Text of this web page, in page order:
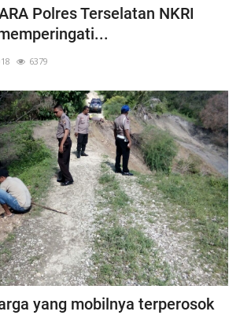
Polres Terselatan NKRI
6379
yang mobilnya terperosok